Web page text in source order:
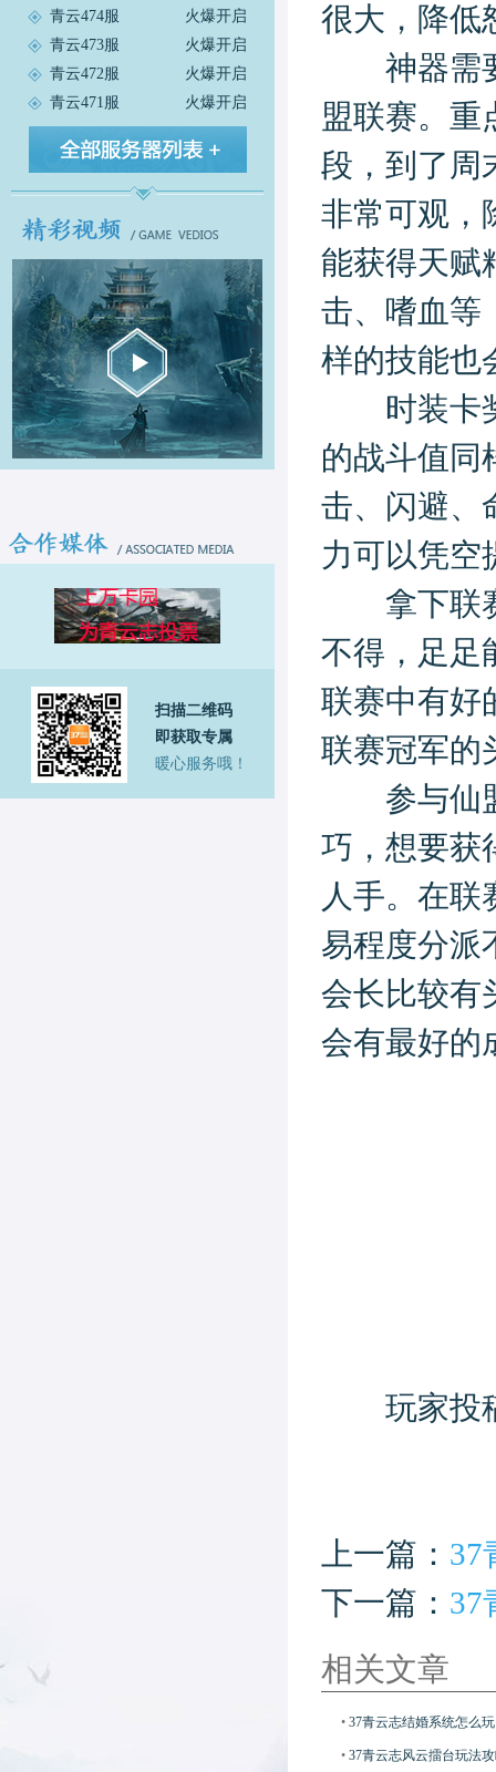
火爆开启
青云474服
火爆开启
青云473服
火爆开启
青云472服
火爆开启
青云471服
扫描二维码
即获取专属
暖心服务哦！
很大，降低
神器需要
盟联赛。重
段，到了周
非常可观，
能获得天赋
击、嗜血等
样的技能也
时装卡奖
的战斗值同
击、闪避、
力可以凭空
拿下联赛
不得，足足
联赛中有好
联赛冠军的
参与仙盟
巧，想要获
人手。在
易程度分派
会长比较有
会有最好的
玩家投
上一篇： 37
下一篇： 37
相关文章
• 37青云志结婚系统怎么玩
• 37青云志风云擂台玩法